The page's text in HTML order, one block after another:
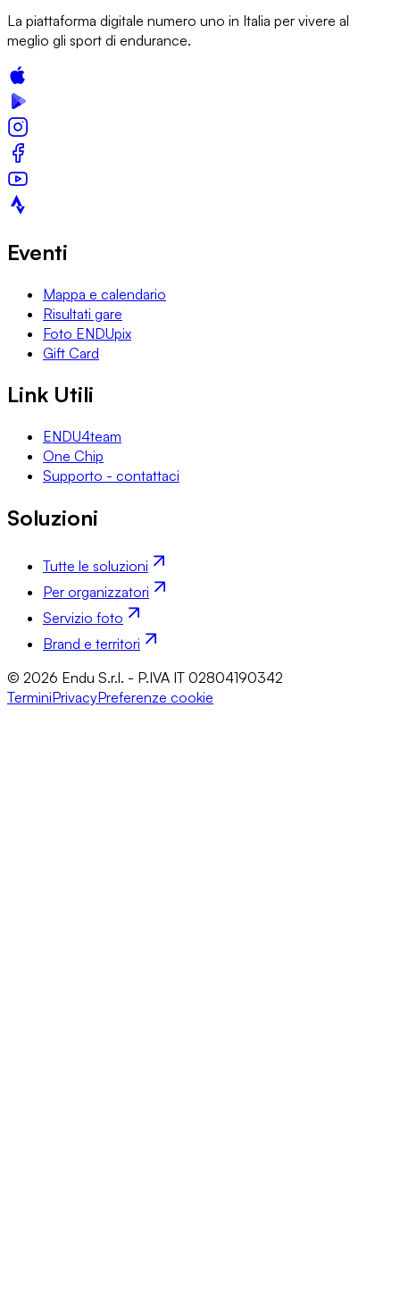
La piattaforma digitale numero uno in Italia per vivere al
meglio gli sport di endurance.
Eventi
Mappa e calendario
Risultati gare
Foto ENDUpix
Gift Card
Link Utili
ENDU4team
One Chip
Supporto - contattaci
Soluzioni
Tutte le soluzioni
Per organizzatori
Servizio foto
Brand e territori
© 2026 Endu S.r.l. - P.IVA IT 02804190342
TerminiPrivacyPreferenze cookie